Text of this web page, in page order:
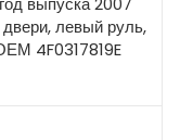
левый руль,
4F0317819E